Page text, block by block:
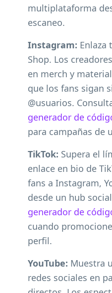
multiplataforma
escaneo.
Instagram: Enlaza
Shop. Los
en merch y
que los fans sigan
@usuarios.
generador de
para campañas de
TikTok: Supera el
enlace en bio de
fans a Instagram,
desde un hub
generador de
cuando
perfil.
YouTube: Muestra
redes sociales en